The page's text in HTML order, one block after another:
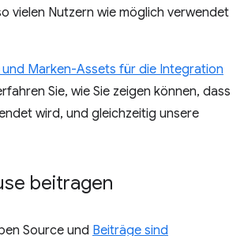
vielen Nutzern wie möglich verwendet
und Marken-Assets für die Integration
Sie, wie Sie zeigen können, dass
wird, und gleichzeitig unsere
beitragen
Source und Beiträge sind